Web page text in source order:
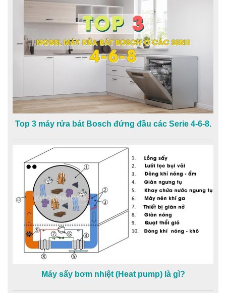
Top 3 máy rửa bát Bosch đứng đầu các Serie 4-6-8.
Máy sấy bơm nhiệt (Heat pump) là gì?